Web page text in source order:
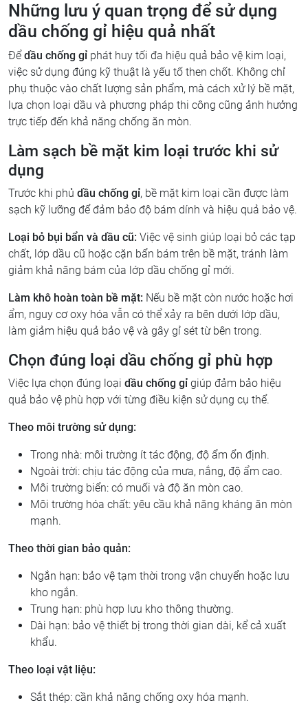
Những lưu ý quan trọng để sử dụng
dầu chống gỉ hiệu quả nhất
Để dầu chống gỉ phát huy tối đa hiệu quả bảo vệ kim loại,
việc sử dụng đúng kỹ thuật là yếu tố then chốt. Không chỉ
phụ thuộc vào chất lượng sản phẩm, mà cách xử lý bề mặt,
lựa chọn loại dầu và phương pháp thi công cũng ảnh hưởng
trực tiếp đến khả năng chống ăn mòn.
Làm sạch bề mặt kim loại trước khi sử
dụng
Trước khi phủ dầu chống gỉ, bề mặt kim loại cần được làm
sạch kỹ lưỡng để đảm bảo độ bám dính và hiệu quả bảo vệ.
Loại bỏ bụi bẩn và dầu cũ: Việc vệ sinh giúp loại bỏ các tạp
chất, lớp dầu cũ hoặc cặn bẩn bám trên bề mặt, tránh làm
giảm khả năng bám của lớp dầu chống gỉ mới.
Làm khô hoàn toàn bề mặt: Nếu bề mặt còn nước hoặc hơi
ẩm, nguy cơ oxy hóa vẫn có thể xảy ra bên dưới lớp dầu,
làm giảm hiệu quả bảo vệ và gây gỉ sét từ bên trong.
Chọn đúng loại dầu chống gỉ phù hợp
Việc lựa chọn đúng loại dầu chống gỉ giúp đảm bảo hiệu
quả bảo vệ phù hợp với từng điều kiện sử dụng cụ thể.
Theo môi trường sử dụng:
Trong nhà: môi trường ít tác động, độ ẩm ổn định.
Ngoài trời: chịu tác động của mưa, nắng, độ ẩm cao.
Môi trường biển: có muối và độ ăn mòn cao.
Môi trường hóa chất: yêu cầu khả năng kháng ăn mòn
mạnh.
Theo thời gian bảo quản:
Ngắn hạn: bảo vệ tạm thời trong vận chuyển hoặc lưu
kho ngắn.
Trung hạn: phù hợp lưu kho thông thường.
Dài hạn: bảo vệ thiết bị trong thời gian dài, kể cả xuất
khẩu.
Theo loại vật liệu:
Sắt thép: cần khả năng chống oxy hóa mạnh.